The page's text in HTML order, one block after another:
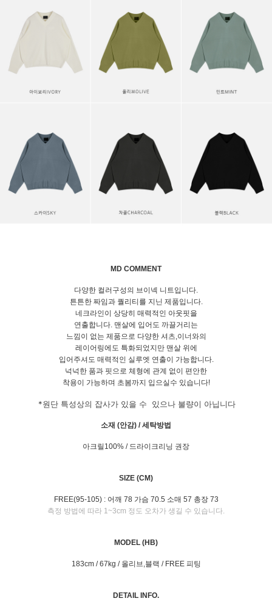
MD COMMENT
다양한 컬러구성의 브이넥 니트입니다.
튼튼한 짜임과 퀄리티를 지닌 제품입니다.
네크라인이 상당히 매력적인 아웃핏을
연출합니다. 맨살에 입어도 까끌거리는
느낌이 없는 제품으로 다양한 셔츠,이너와의
레이어링에도 특화되었지만 맨살 위에
입어주셔도 매력적인 실루엣 연출이 가능합니다.
넉넉한 품과 핏으로 체형에 관계 없이 편안한
착용이 가능하며 초봄까지 입으실수 있습니다!
*원단 특성상의 잡사가 있을 수 있으나 불량이 아닙니다
소재 (안감) / 세탁방법
아크릴100% / 드라이크리닝 권장
SIZE (CM)
FREE(95-105) : 어깨 78 가슴 70.5 소매 57 총장 73
측정 방법에 따라 1~3cm 정도 오차가 생길 수 있습니다.
MODEL (HB)
183cm / 67kg / 올리브,블랙 / FREE 피팅
DETAIL INFO.